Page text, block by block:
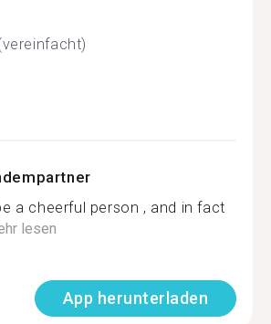
a cheerful person , and in fact
lesen
App herunterladen